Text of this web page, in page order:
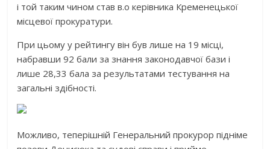
і той таким чином став в.о керівника Кременецької
місцевої прокуратури.
При цьому у рейтингу він був лише на 19 місці,
набравши 92 бали за знання законодавчої бази і
лише 28,33 бала за результатами тестування на
загальні здібності.
Можливо, теперішній Генеральний прокурор підніме